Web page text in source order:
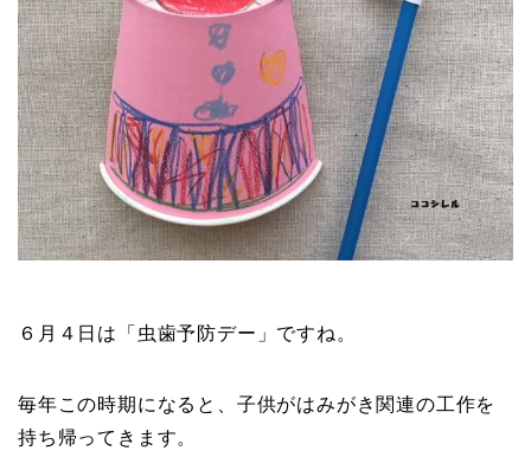
６月４日は「虫歯予防デー」ですね。
毎年この時期になると、子供がはみがき関連の工作を
持ち帰ってきます。